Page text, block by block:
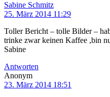
Sabine Schmitz
25. März 2014 11:29
Toller Bericht – tolle Bilder –
trinke zwar keinen Kaffee ,bin
Sabine
Antworten
Anonym
23. März 2014 18:51